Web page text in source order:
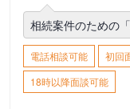
相続案件のための
電話相談可能 初回
18時以降面談可能